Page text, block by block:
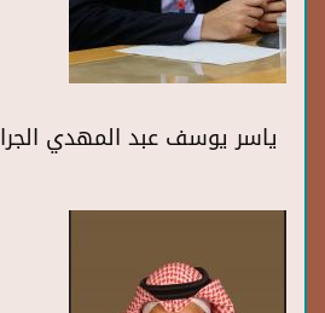
ياسر يوسف عبد المهدي